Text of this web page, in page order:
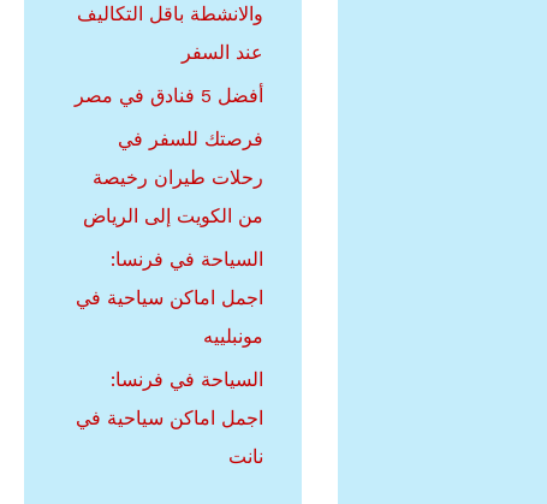
والانشطة باقل التكاليف
عند السفر
أفضل 5 فنادق في مصر
فرصتك للسفر في
رحلات طيران رخيصة
من الكويت إلى الرياض
السياحة في فرنسا:
اجمل اماكن سياحية في
مونبلييه
السياحة في فرنسا:
اجمل اماكن سياحية في
نانت